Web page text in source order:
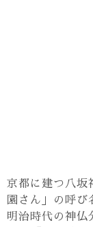
京都に建つ八坂
園さん」の呼び
明治時代の神仏